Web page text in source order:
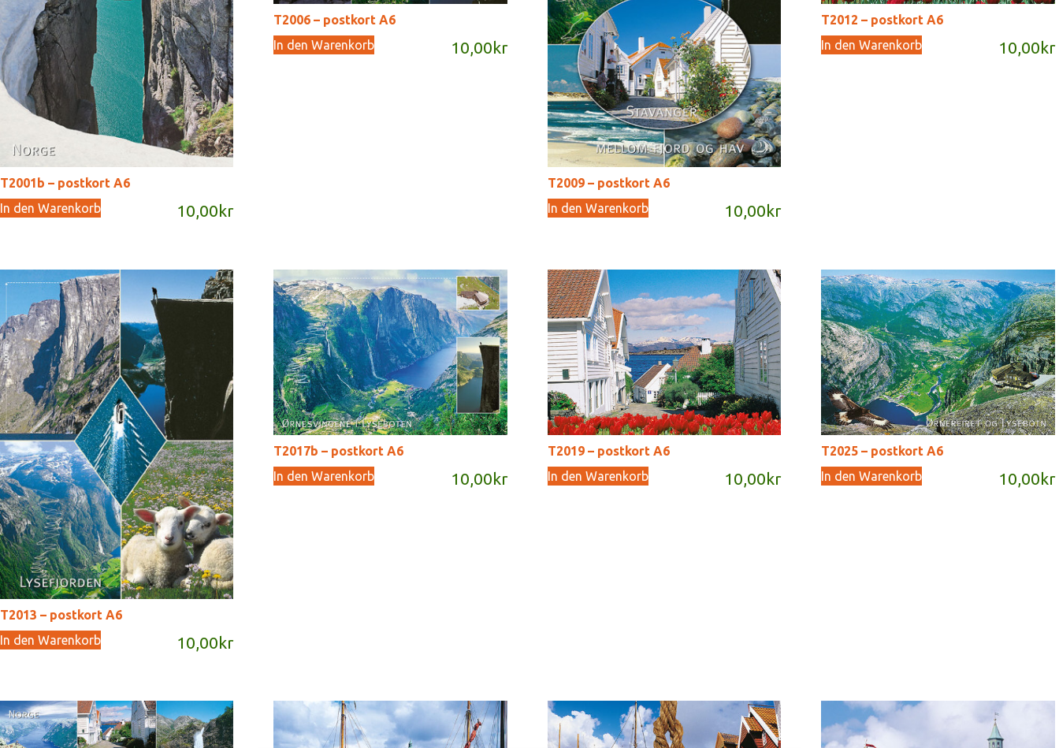
T2001b – postkort A6
10,00 kr
In den Warenkorb
T2006 – postkort A6
10,00 kr
In den Warenkorb
T2009 – postkort A6
10,00 kr
In den Warenkorb
T2012 – postkort A6
10,00 kr
In den Warenkorb
T2013 – postkort A6
10,00 kr
In den Warenkorb
T2017b – postkort A6
10,00 kr
In den Warenkorb
T2019 – postkort A6
10,00 kr
In den Warenkorb
T2025 – postkort A6
10,00 kr
In den Warenkorb